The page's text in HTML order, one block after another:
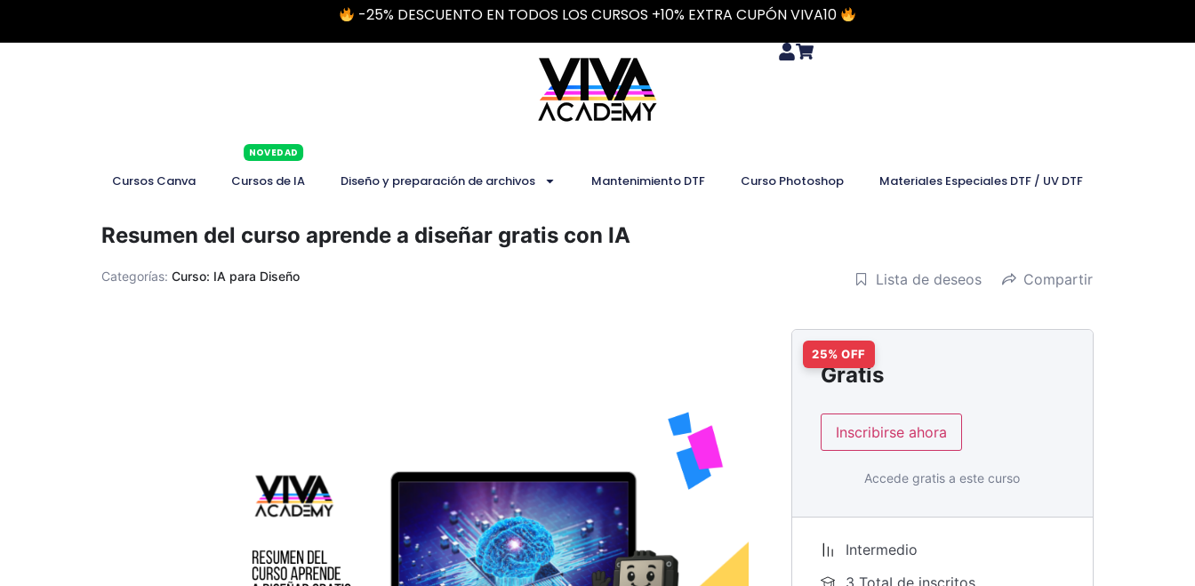
-25% DESCUENTO EN TODOS LOS CURSOS +10% EXTRA CUPÓN VIVA10
Cursos Canva Cursos de IA
NOVEDAD
Diseño y preparación de archivos Mantenimiento DTF Curso Photoshop Materiales Especiales DTF / UV DTF
Resumen del curso aprende a diseñar gratis con IA
Categorías: Curso: IA para Diseño Lista de deseos Compartir
Gratis
Inscribirse ahora
Accede gratis a este curso
Intermedio